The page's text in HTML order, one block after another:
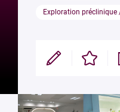
Exploration préclinique
Modifier Enregistrer